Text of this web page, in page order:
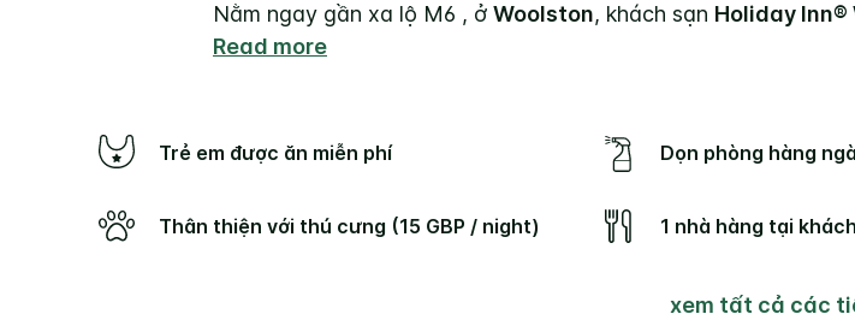
Nằm ngay gần xa lộ M6 , ở Woolston, khách sạn Holiday
Read more
Trẻ em được ăn miễn phí Dọn phòng hàng
Thân thiện với thú cưng (15 GBP / night) 1 nhà hàng tại
xem tất cả các